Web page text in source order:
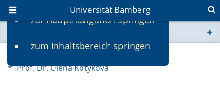
zur Hauptnavigation springen
zum Inhaltsbereich springen
Universität Bamberg
www.uni-bamberg.de
univis.uni-bamberg.de
Gastprofessor:innen
Prof. Dr. Olena Kotykova